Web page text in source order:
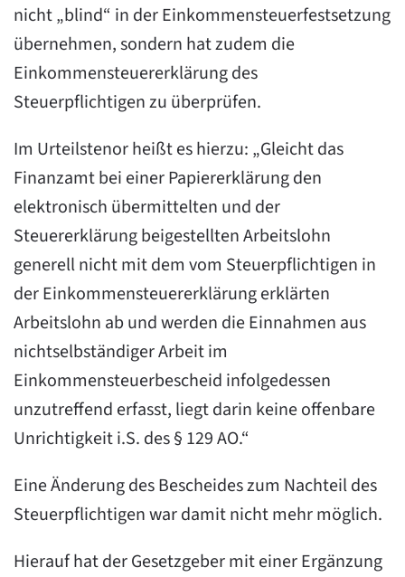
nicht „blind“ in der Einkommensteuerfestsetzung
übernehmen, sondern hat zudem die
Einkommensteuererklärung des
Steuerpflichtigen zu überprüfen.
Im Urteilstenor heißt es hierzu: „Gleicht das
Finanzamt bei einer Papiererklärung den
elektronisch übermittelten und der
Steuererklärung beigestellten Arbeitslohn
generell nicht mit dem vom Steuerpflichtigen in
der Einkommensteuererklärung erklärten
Arbeitslohn ab und werden die Einnahmen aus
nichtselbständiger Arbeit im
Einkommensteuerbescheid infolgedessen
unzutreffend erfasst, liegt darin keine offenbare
Unrichtigkeit i.S. des § 129 AO.“
Eine Änderung des Bescheides zum Nachteil des
Steuerpflichtigen war damit nicht mehr möglich.
Hierauf hat der Gesetzgeber mit einer Ergänzung